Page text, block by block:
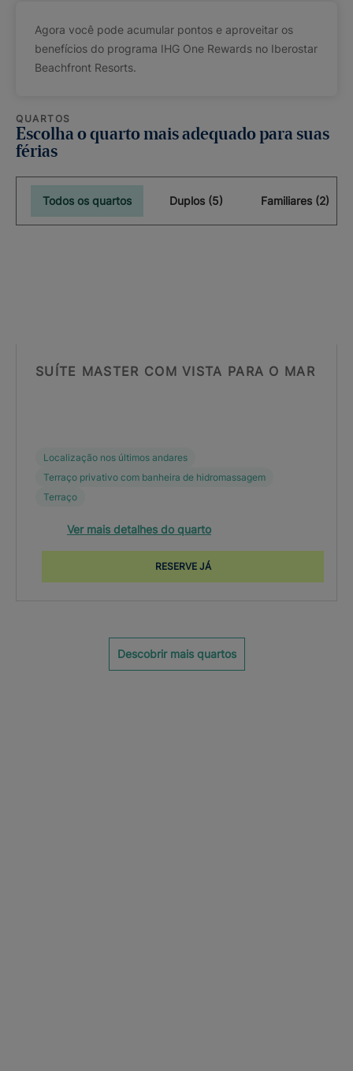
Agora você pode acumular pontos e aproveitar os
benefícios do programa IHG One Rewards no Iberostar
Beachfront Resorts.
QUARTOS
Escolha o quarto mais adequado para suas
férias
Todos os quartos Duplos (5) Familiares (2)
SUÍTE MASTER COM VISTA PARA O MAR
Localização nos últimos andares
Terraço privativo com banheira de hidromassagem
Terraço
Ver mais detalhes do quarto
RESERVE JÁ
Descobrir mais quartos